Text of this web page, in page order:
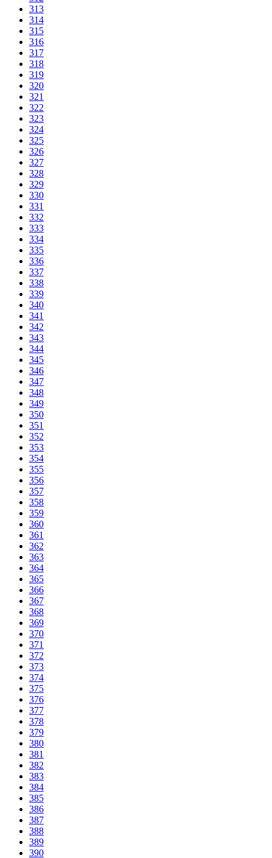
313
314
315
316
317
318
319
320
321
322
323
324
325
326
327
328
329
330
331
332
333
334
335
336
337
338
339
340
341
342
343
344
345
346
347
348
349
350
351
352
353
354
355
356
357
358
359
360
361
362
363
364
365
366
367
368
369
370
371
372
373
374
375
376
377
378
379
380
381
382
383
384
385
386
387
388
389
390